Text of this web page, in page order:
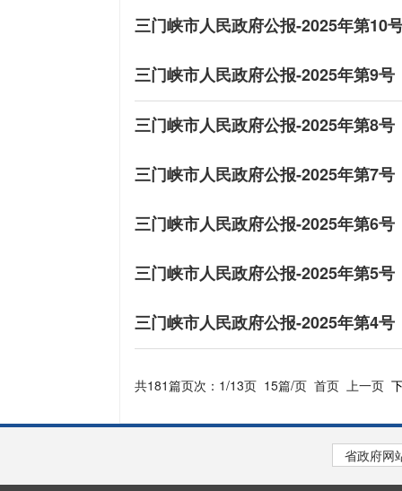
三门峡市人民政府公报-2025年第10
三门峡市人民政府公报-2025年第9号
三门峡市人民政府公报-2025年第8号
三门峡市人民政府公报-2025年第7号
三门峡市人民政府公报-2025年第6号
三门峡市人民政府公报-2025年第5号
三门峡市人民政府公报-2025年第4号
共181篇页次：1/13页 15篇/页 首页 上一页